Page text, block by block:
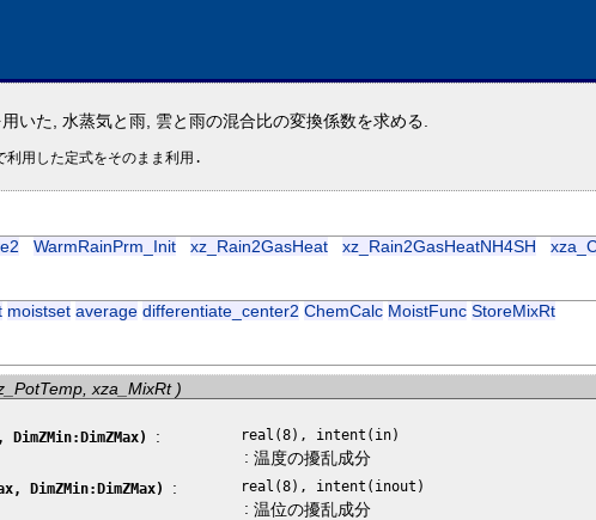
いた, 水蒸気と雨, 雲と雨の混合比の変換係数を求める.
WarmRainPrm_Init xz_Rain2GasHeat xz_Rain2GasHeatNH4SH
moistset average differentiate_center2 ChemCalc MoistFunc StoreMixRt
xza_MixRt )
DimZMin:DimZMax) : real(8), intent(in)
: 温度の擾乱成分
DimZMin:DimZMax) : real(8), intent(inout)
: 温位の擾乱成分